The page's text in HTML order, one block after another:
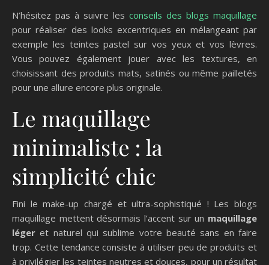
N’hésitez pas à suivre les conseils des blogs maquillage
pour réaliser des looks excentriques en mélangeant par
exemple les teintes pastel sur vos yeux et vos lèvres.
Vous pouvez également jouer avec les textures, en
choisissant des produits mats, satinés ou même pailletés
pour une allure encore plus originale.
Le maquillage
minimaliste : la
simplicité chic
Fini le make-up chargé et ultra-sophistiqué ! Les blogs
maquillage mettent désormais l’accent sur un maquillage
léger et naturel qui sublime votre beauté sans en faire
trop. Cette tendance consiste à utiliser peu de produits et
à privilégier les teintes neutres et douces, pour un résultat